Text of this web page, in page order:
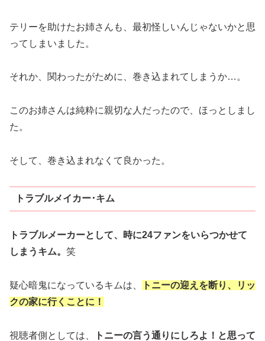
テリーを助けたお姉さんも、最初怪しいんじゃないかと思
ってしまいました。
それか、関わったがために、巻き込まれてしまうか…。
このお姉さんは純粋に親切な人だったので、ほっとしまし
た。
そして、巻き込まれなくて良かった。
トラブルメイカー･キム
トラブルメーカーとして、時に24ファンをいらつかせて
しまうキム。 笑
疑心暗鬼になっているキムは、
トニーの迎えを断り、リッ
クの家に行くことに！
視聴者側としては、
トニーの言う通りにしろよ！と思って